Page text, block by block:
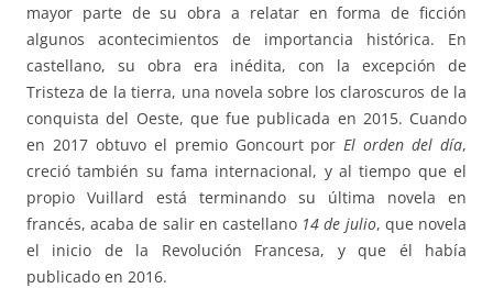
mayor parte de su obra a relatar en forma de ficción
algunos acontecimientos de importancia histórica. En
castellano, su obra era inédita, con la excepción de
Tristeza de la tierra, una novela sobre los claroscuros de la
conquista del Oeste, que fue publicada en 2015. Cuando
en 2017 obtuvo el premio Goncourt por El orden del día,
creció también su fama internacional, y al tiempo que el
propio Vuillard está terminando su última novela en
francés, acaba de salir en castellano 14 de julio, que novela
el inicio de la Revolución Francesa, y que él había
publicado en 2016.